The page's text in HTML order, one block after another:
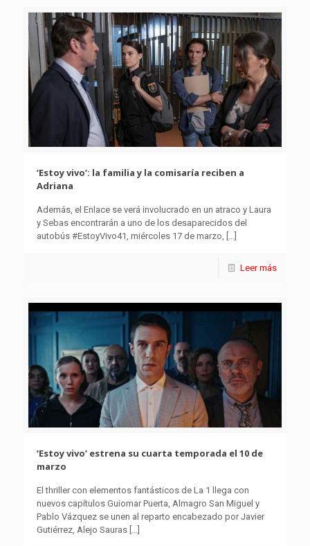
‘Estoy vivo’: la familia y la comisaría reciben a
Adriana
Además, el Enlace se verá involucrado en un atraco y Laura
y Sebas encontrarán a uno de los desaparecidos del
autobús #EstoyVivo41, miércoles 17 de marzo, […]
Leer más
‘Estoy vivo’ estrena su cuarta temporada el 10 de
marzo
El thriller con elementos fantásticos de La 1 llega con
nuevos capítulos Guiomar Puerta, Almagro San Miguel y
Pablo Vázquez se unen al reparto encabezado por Javier
Gutiérrez, Alejo Sauras […]